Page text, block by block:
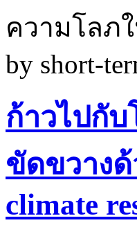
ความโลภใ
by short-
ก้าวไปกั
ขัดขวางด้
climate